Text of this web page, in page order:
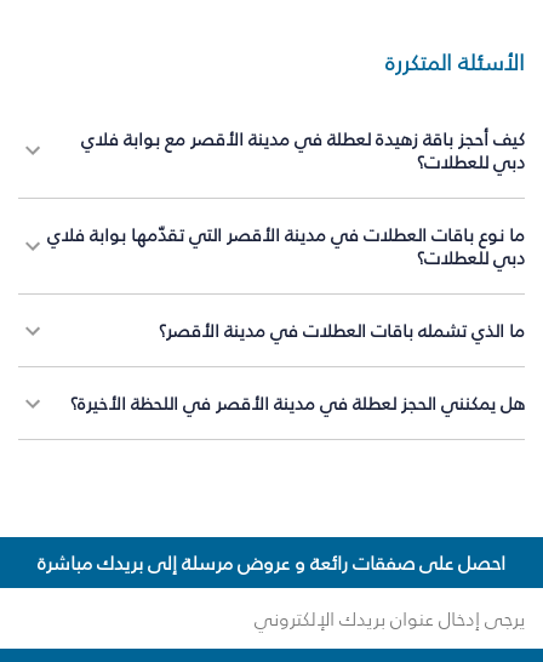
الأسئلة المتكررة
كيف أحجز باقة زهيدة لعطلة في مدينة الأقصر مع بوابة فلاي
دبي للعطلات؟
ما نوع باقات العطلات في مدينة الأقصر التي تقدّمها بوابة فلاي
دبي للعطلات؟
ما الذي تشمله باقات العطلات في مدينة الأقصر؟
هل يمكنني الحجز لعطلة في مدينة الأقصر في اللحظة الأخيرة؟
احصل على صفقات رائعة و عروض مرسلة إلى بريدك مباشرة